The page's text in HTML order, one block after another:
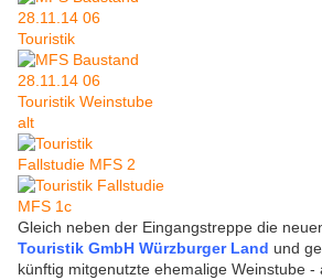
Gleich neben der Eingangstreppe die
Touristik GmbH Würzburger Land und
künftig mitgenutzte ehemalige Weinstube